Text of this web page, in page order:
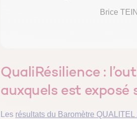
Brice
QualiRésilience :
auxquels est exposé
Les résultats du Baromètre QUALITEL